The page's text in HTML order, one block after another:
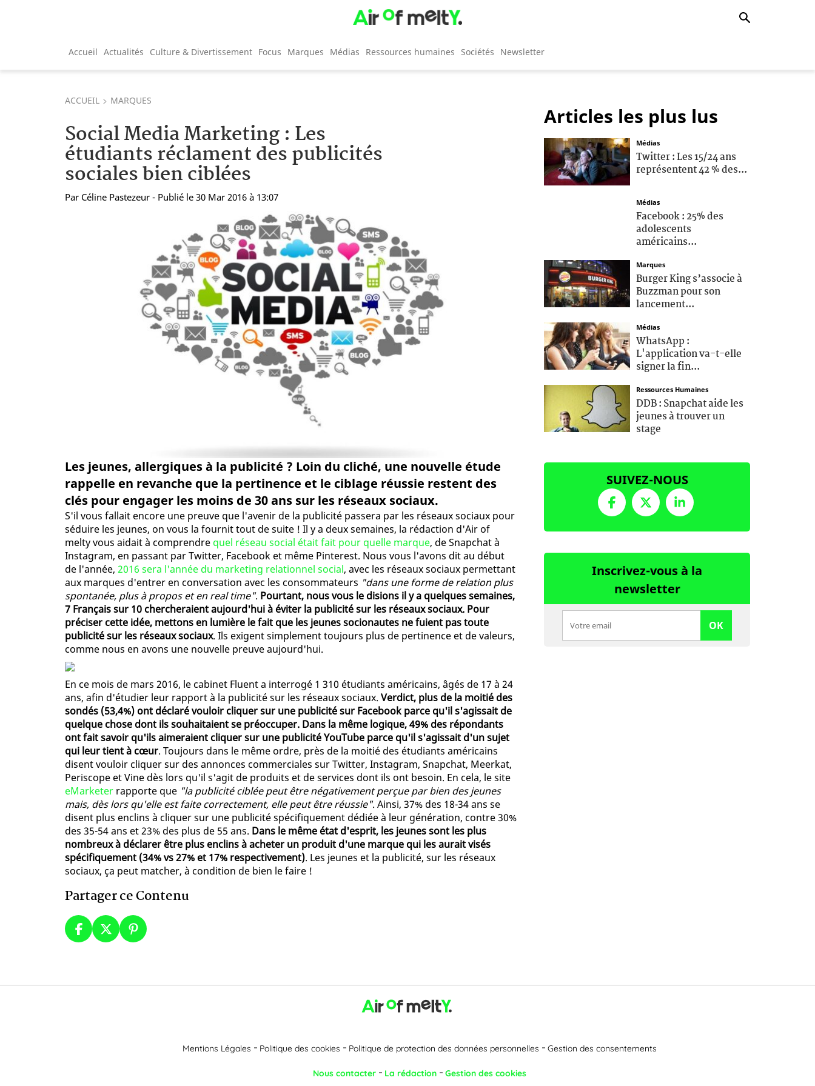
Accueil Actualités Culture & Divertissement Focus Marques Médias Ressources humaines Sociétés Newsletter
ACCUEIL MARQUES
Social Media Marketing : Les
étudiants réclament des publicités
sociales bien ciblées
Par Céline Pastezeur - Publié le 30 Mar 2016 à 13:07
Les jeunes, allergiques à la publicité ? Loin du cliché, une nouvelle étude
rappelle en revanche que la pertinence et le ciblage réussie restent des
clés pour engager les moins de 30 ans sur les réseaux sociaux.
S'il vous fallait encore une preuve que l'avenir de la publicité passera par les réseaux sociaux pour
séduire les jeunes, on vous la fournit tout de suite ! Il y a deux semaines, la rédaction d'Air of
melty vous aidait à comprendre quel réseau social était fait pour quelle marque, de Snapchat à
Instagram, en passant par Twitter, Facebook et même Pinterest. Nous vous l'avons dit au début
de l'année, 2016 sera l'année du marketing relationnel social, avec les réseaux sociaux permettant
aux marques d'entrer en conversation avec les consommateurs "dans une forme de relation plus
spontanée, plus à propos et en real time". Pourtant, nous vous le disions il y a quelques semaines,
7 Français sur 10 chercheraient aujourd'hui à éviter la publicité sur les réseaux sociaux. Pour
préciser cette idée, mettons en lumière le fait que les jeunes socionautes ne fuient pas toute
publicité sur les réseaux sociaux. Ils exigent simplement toujours plus de pertinence et de valeurs,
comme nous en avons une nouvelle preuve aujourd'hui.
En ce mois de mars 2016, le cabinet Fluent a interrogé 1 310 étudiants américains, âgés de 17 à 24
ans, afin d'étudier leur rapport à la publicité sur les réseaux sociaux. Verdict, plus de la moitié des
sondés (53,4%) ont déclaré vouloir cliquer sur une publicité sur Facebook parce qu'il s'agissait de
quelque chose dont ils souhaitaient se préoccuper. Dans la même logique, 49% des répondants
ont fait savoir qu'ils aimeraient cliquer sur une publicité YouTube parce qu'il s'agissait d'un sujet
qui leur tient à cœur. Toujours dans le même ordre, près de la moitié des étudiants américains
disent vouloir cliquer sur des annonces commerciales sur Twitter, Instagram, Snapchat, Meerkat,
Periscope et Vine dès lors qu'il s'agit de produits et de services dont ils ont besoin. En cela, le site
eMarketer rapporte que "la publicité ciblée peut être négativement perçue par bien des jeunes
mais, dès lors qu'elle est faite correctement, elle peut être réussie". Ainsi, 37% des 18-34 ans se
disent plus enclins à cliquer sur une publicité spécifiquement dédiée à leur génération, contre 30%
des 35-54 ans et 23% des plus de 55 ans. Dans le même état d'esprit, les jeunes sont les plus
nombreux à déclarer être plus enclins à acheter un produit d'une marque qui les aurait visés
spécifiquement (34% vs 27% et 17% respectivement). Les jeunes et la publicité, sur les réseaux
sociaux, ça peut matcher, à condition de bien le faire !
Partager ce Contenu
Articles les plus lus
Médias
Twitter : Les 15/24 ans
représentent 42 % des...
Médias
Facebook : 25% des
adolescents
américains...
Marques
Burger King s’associe à
Buzzman pour son
lancement...
Médias
WhatsApp :
L'application va-t-elle
signer la fin...
Ressources Humaines
DDB : Snapchat aide les
jeunes à trouver un
stage
SUIVEZ-NOUS
Inscrivez-vous à la
newsletter
OK
Mentions Légales Politique des cookies Politique de protection des données personnelles Gestion des consentements
Nous contacter La rédaction Gestion des cookies